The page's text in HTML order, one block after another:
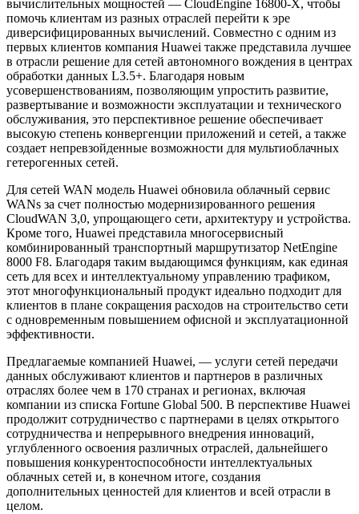
вычислительных мощностей — CloudEngine 16800-X, чтобы
помочь клиентам из разных отраслей перейти к эре
диверсифицированных вычислений. Совместно с одним из
первых клиентов компания Huawei также представила лучшее
в отрасли решение для сетей автономного вождения в центрах
обработки данных L3.5+. Благодаря новым
усовершенствованиям, позволяющим упростить развитие,
развертывание и возможности эксплуатации и технического
обслуживания, это перспективное решение обеспечивает
высокую степень конвергенции приложений и сетей, а также
создает непревзойденные возможности для мультиоблачных
гетерогенных сетей.
Для сетей WAN модель Huawei обновила облачный сервис
WANs за счет полностью модернизированного решения
CloudWAN 3,0, упрощающего сети, архитектуру и устройства.
Кроме того, Huawei представила многосервисный
комбинированный транспортный маршрутизатор NetEngine
8000 F8. Благодаря таким выдающимся функциям, как единая
сеть для всех и интеллектуальному управлению трафиком,
этот многофункциональный продукт идеально подходит для
клиентов в плане сокращения расходов на строительство сети
с одновременным повышением офисной и эксплуатационной
эффективности.
Предлагаемые компанией Huawei, — услуги сетей передачи
данных обслуживают клиентов и партнеров в различных
отраслях более чем в 170 странах и регионах, включая
компании из списка Fortune Global 500. В перспективе Huawei
продолжит сотрудничество с партнерами в целях открытого
сотрудничества и непрерывного внедрения инноваций,
углубленного освоения различных отраслей, дальнейшего
повышения конкурентоспособности интеллектуальных
облачных сетей и, в конечном итоге, создания
дополнительных ценностей для клиентов и всей отрасли в
целом.